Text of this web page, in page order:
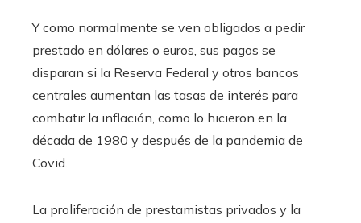
Y como normalmente se ven obligados a pedir
prestado en dólares o euros, sus pagos se
disparan si la Reserva Federal y otros bancos
centrales aumentan las tasas de interés para
combatir la inflación, como lo hicieron en la
década de 1980 y después de la pandemia de
Covid.
La proliferación de prestamistas privados y la